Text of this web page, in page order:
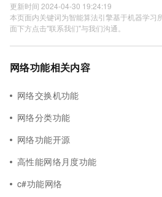
更新时间 2024-04-30 19:24:19
本页面内关键词为智能算法引擎基于机器学习
面下方点击"联系我们"与我们沟通。
网络功能相关内容
网络交换机功能
网络分类功能
网络功能开源
高性能网络月度功能
c#功能网络